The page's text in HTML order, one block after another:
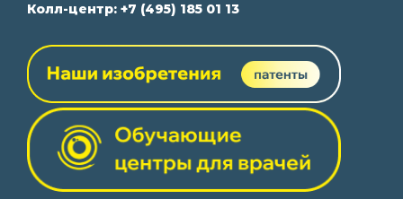
Колл-центр: +7 (495) 185 01 13